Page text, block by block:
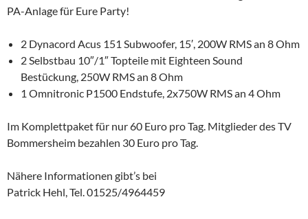
PA-Anlage für Eure Party!
2 Dynacord Acus 151 Subwoofer, 15′, 200W RMS an 8 Ohm
2 Selbstbau 10″/1″ Topteile mit Eighteen Sound
Bestückung, 250W RMS an 8 Ohm
1 Omnitronic P1500 Endstufe, 2x750W RMS an 4 Ohm
Im Komplettpaket für nur 60 Euro pro Tag. Mitglieder des TV
Bommersheim bezahlen 30 Euro pro Tag.
Nähere Informationen gibt’s bei
Patrick Hehl, Tel. 01525/4964459